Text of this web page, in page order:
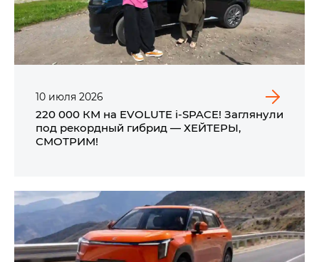
10 июля 2026
220 000 КМ на EVOLUTE i‑SPACE! Заглянули
под рекордный гибрид — ХЕЙТЕРЫ,
СМОТРИМ!